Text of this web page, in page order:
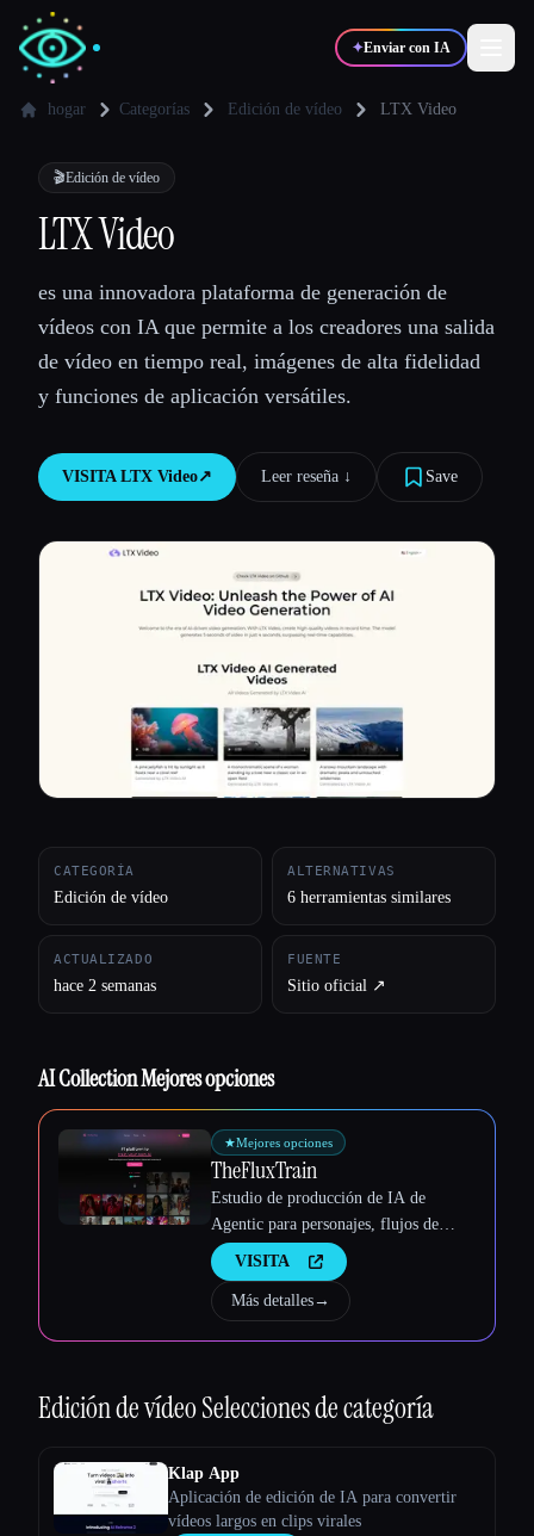
✦Enviar con IA
✍️Escritores
💻
🎓 Estudiantes 🎬 Creadores
Blog
Esc
hogar Categorías Edición de vídeo LTX Video
🎬Edición de vídeo
LTX Video
es una innovadora plataforma de generación de
vídeos con IA que permite a los creadores una salida
de vídeo en tiempo real, imágenes de alta fidelidad
y funciones de aplicación versátiles.
VISITA LTX Video↗︎ Leer reseña ↓︎ Save
CATEGORÍA
Edición de vídeo
ALTERNATIVAS
6 herramientas similares
ACTUALIZADO
hace 2 semanas
FUENTE
Sitio oficial ↗︎
AI Collection Mejores opciones
★Mejores opciones
TheFluxTrain
Estudio de producción de IA de
Agentic para personajes, flujos de
trabajo y vídeos coherentes
VISITA
Más detalles→
Edición de vídeoSelecciones de categoría
Klap App
Aplicación de edición de IA para convertir
vídeos largos en clips virales